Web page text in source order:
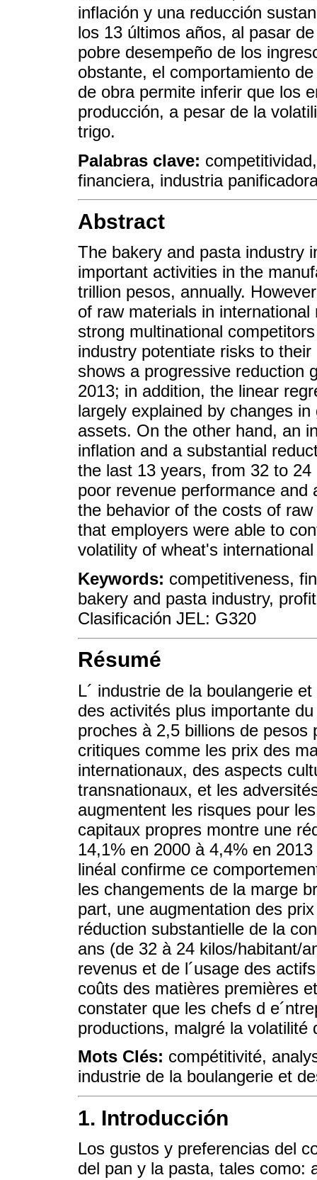
inflación y una reducción
los 13 últimos años, al pasar
pobre desempeño de los
obstante, el comportamiento
de obra permite inferir que los
producción, a pesar de la
trigo.
Palabras clave:
financiera, industria
Abstract
The bakery and pasta industry
important activities in the
trillion pesos, annually.
of raw materials in
strong multinational
industry potentiate risks to
shows a progressive reduction
2013; in addition, the linear
largely explained by changes
assets. On the other hand, an
inflation and a substantial
the last 13 years, from 32 to
poor revenue performance
the behavior of the costs of
that employers were able to
volatility of wheat's
Keywords: competitiveness,
bakery and pasta industry,
Clasificación JEL: G320
Résumé
L´ industrie de la boulangerie
des activités plus importante
proches à 2,5 billions de
critiques comme les prix des
internationaux, des aspects
transnationaux, et les
augmentent les risques pour
capitaux propres montre une
14,1% en 2000 à 4,4% en
linéal confirme ce
les changements de la marge
part, une augmentation des
réduction substantielle de la
ans (de 32 à 24 kilos/habitant/
revenus et de l´usage des
coûts des matières premières
constater que les chefs d
productions, malgré la
Mots Clés: compétitivité,
industrie de la boulangerie et
1. Introducción
Los gustos y preferencias del
del pan y la pasta, tales como: